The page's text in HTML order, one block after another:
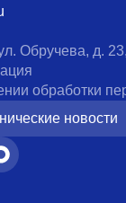
Обручева, д.
обработки
новости